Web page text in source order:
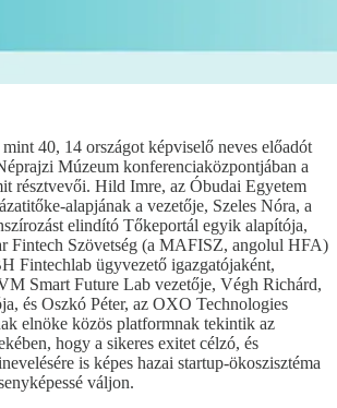
40, 14 országot képviselő neves előadót
Múzeum konferenciaközpontjában a
résztvevői. Hild Imre, az Óbudai Egyetem
alapjának a vezetője, Szeles Nóra, a
elindító Tőkeportál egyik alapítója,
Fintech Szövetség (a MAFISZ, angolul HFA)
Fintechlab ügyvezető igazgatójaként,
Smart Future Lab vezetője, Végh Richárd,
és Oszkó Péter, az OXO Technologies
elnöke közös platformnak tekintik az
hogy a sikeres exitet célzó, és
is képes hazai startup-ökoszisztéma
váljon.